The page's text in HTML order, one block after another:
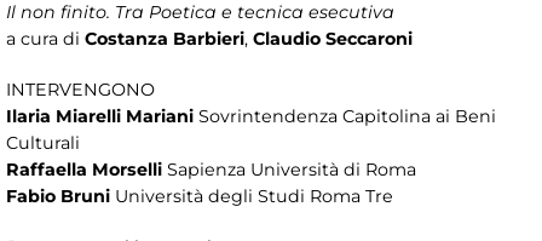
Il non finito. Tra Poetica e tecnica esecutiva
a cura di Costanza Barbieri, Claudio Seccaroni
INTERVENGONO
Ilaria Miarelli Mariani Sovrintendenza Capitolina ai Beni
Culturali
Raffaella Morselli Sapienza Università di Roma
Fabio Bruni Università degli Studi Roma Tre